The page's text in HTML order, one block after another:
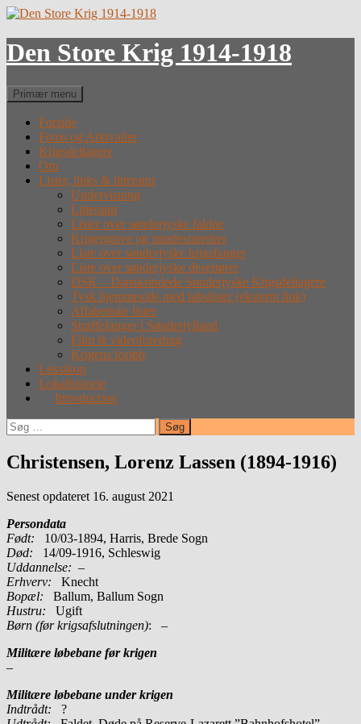
Hop
indhold
Den Store Krig 1914-1918
Søg
Primær menu
Forside
Fotos og Arkivalier
Krigsdeltagere
Om
Lister, links & litteratur
Undervisning
Litteratur
Lister over sønderjyske faldne
Krigergrave og mindesmærker
Liste over sønderjyske krigsfanger
Liste over sønderjyske desertører
DSK – Dansksindede Sønderjyske Krigsdeltagere
Tysk hjemmeside med tabslister (eksternt link)
Alfabetiske lister
Straffefanger i Sønderjylland
Film & videoforedrag
Krigens forløb
Leksikon
Lokalhistorie
Introduction
Søg
efter:
Christensen, Lorenz Lassen (1894-1916)
Senest opdateret 16. august 2021
Persondata
Født: 10/03-1894, Harris, Brede Sogn
Død: 14/09-1916, Schleswig
Uddannelse: –
Erhverv: Knecht
Bopæl: Ballum, Ballum Sogn
Hustru: Ugift
Børn (før krigsafslutningen): –
Militære løbebane før krigen
–
Militære løbebane under krigen
Indtrådt: ?